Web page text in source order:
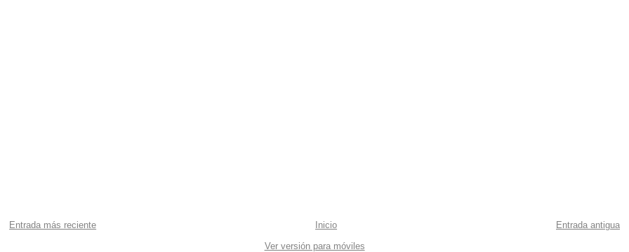
Entrada más reciente Entrada antigua
Inicio
Ver versión para móviles